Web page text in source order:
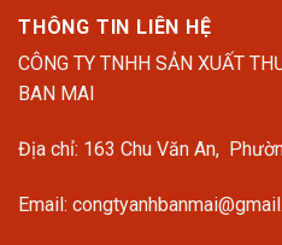
THÔNG TIN LIÊN HỆ
CÔNG TY TNHH SẢN XUẤT
BAN MAI
Địa chỉ: 163 Chu Văn An,
Email: